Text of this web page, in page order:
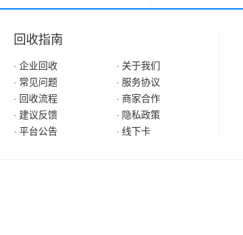
回收指南
· 企业回收
· 关于我们
· 常见问题
· 服务协议
· 回收流程
· 商家合作
· 建议反馈
· 隐私政策
· 平台公告
· 线下卡